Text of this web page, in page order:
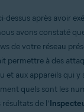
dessus après avoir
avons constaté
de votre réseau
permettre à des
et aux appareils qui
quels sont les
de l’